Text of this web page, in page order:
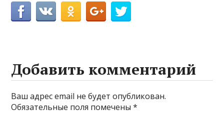
Добавить комментарий
Ваш адрес email не будет опубликован.
Обязательные поля помечены*